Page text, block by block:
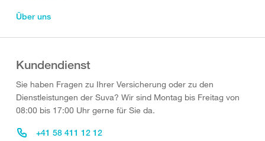
Über uns
Kundendienst
Sie haben Fragen zu Ihrer Versicherung oder zu den
Dienstleistungen der Suva? Wir sind Montag bis Freitag von
08:00 bis 17:00 Uhr gerne für Sie da.
+41 58 411 12 12